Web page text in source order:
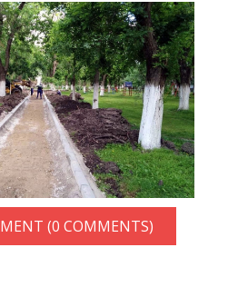
(0 COMMENTS)